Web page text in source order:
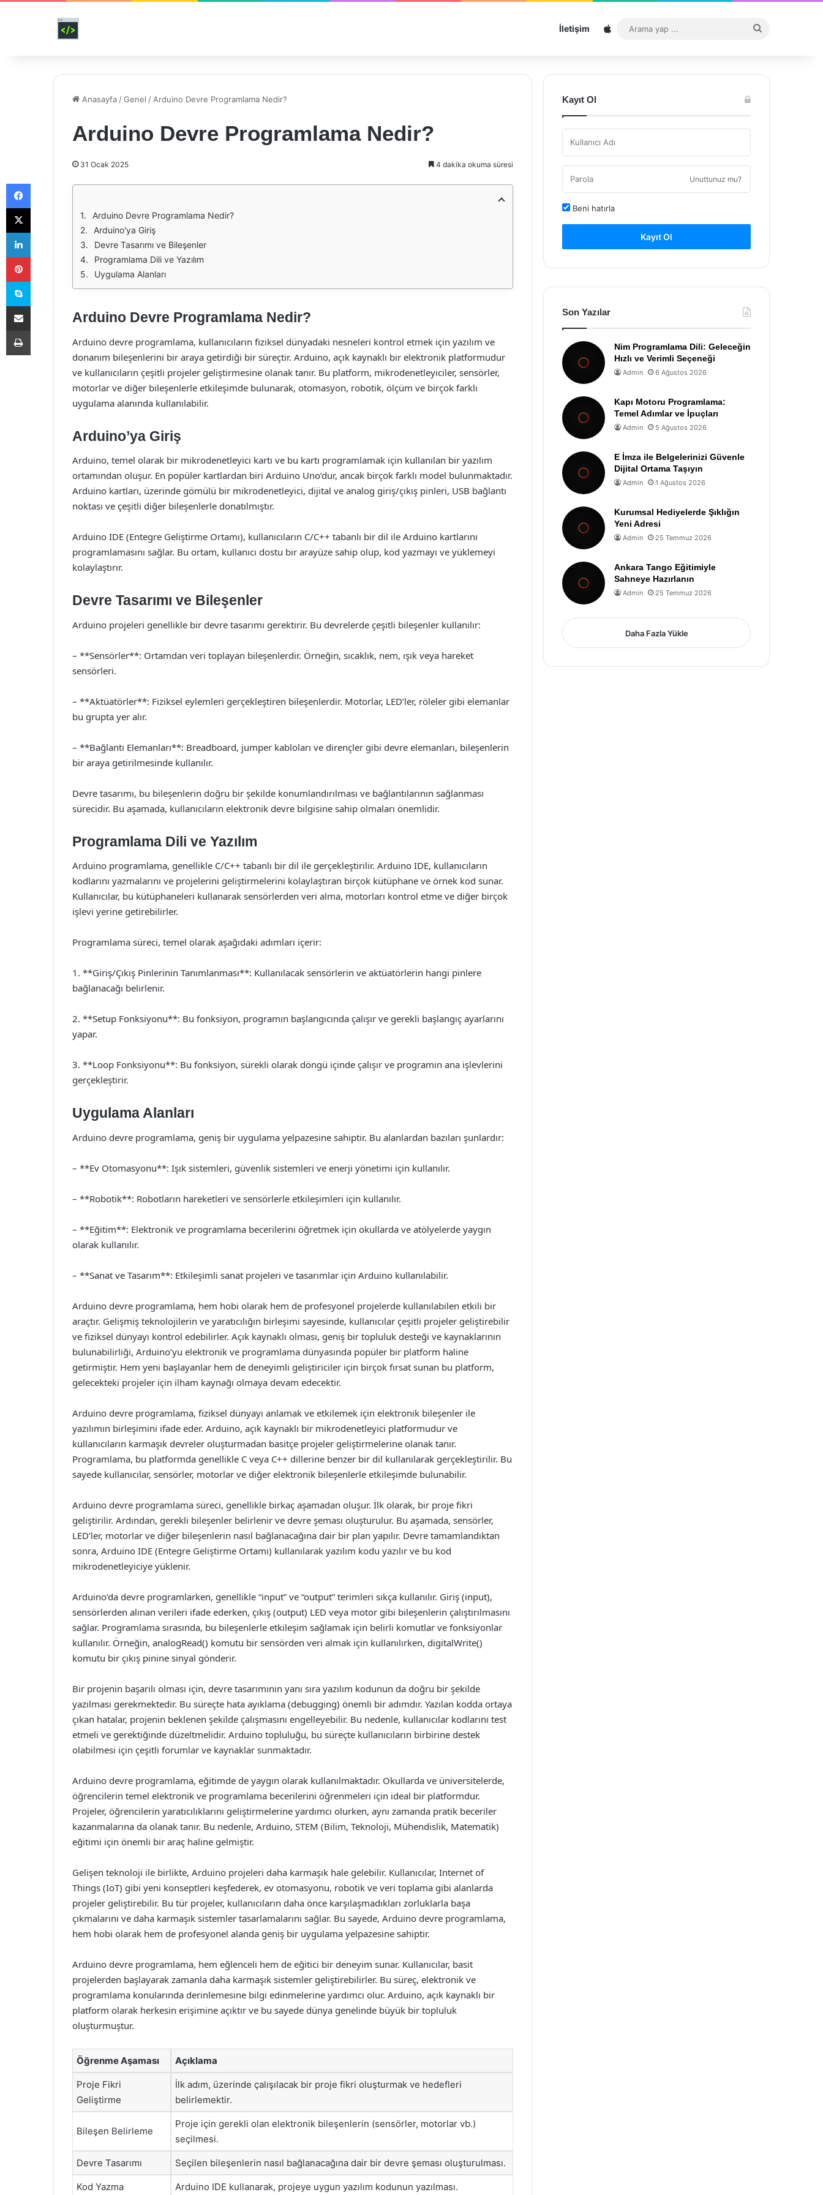
İletişim Sitemap
...
Anasayfa /Genel / Arduino Devre Programlama Nedir?
Arduino Devre Programlama Nedir?
31 Ocak 2025 4 dakika okuma süresi
Arduino Devre Programlama Nedir?
Arduino'ya Giriş
Devre Tasarımı ve Bileşenler
Programlama Dili ve Yazılım
Uygulama Alanları
Arduino Devre Programlama Nedir?
Arduino devre programlama, kullanıcıların fiziksel dünyadaki nesneleri kontrol etmek için yazılım ve
donanım bileşenlerini bir araya getirdiği bir süreçtir. Arduino, açık kaynaklı bir elektronik platformudur
ve kullanıcıların çeşitli projeler geliştirmesine olanak tanır. Bu platform, mikrodenetleyiciler, sensörler,
motorlar ve diğer bileşenlerle etkileşimde bulunarak, otomasyon, robotik, ölçüm ve birçok farklı
uygulama alanında kullanılabilir.
Arduino’ya Giriş
Arduino, temel olarak bir mikrodenetleyici kartı ve bu kartı programlamak için kullanılan bir yazılım
ortamından oluşur. En popüler kartlardan biri Arduino Uno’dur, ancak birçok farklı model bulunmaktadır.
Arduino kartları, üzerinde gömülü bir mikrodenetleyici, dijital ve analog giriş/çıkış pinleri, USB bağlantı
noktası ve çeşitli diğer bileşenlerle donatılmıştır.
Arduino IDE (Entegre Geliştirme Ortamı), kullanıcıların C/C++ tabanlı bir dil ile Arduino kartlarını
programlamasını sağlar. Bu ortam, kullanıcı dostu bir arayüze sahip olup, kod yazmayı ve yüklemeyi
kolaylaştırır.
Devre Tasarımı ve Bileşenler
Arduino projeleri genellikle bir devre tasarımı gerektirir. Bu devrelerde çeşitli bileşenler kullanılır:
– **Sensörler**: Ortamdan veri toplayan bileşenlerdir. Örneğin, sıcaklık, nem, ışık veya hareket
sensörleri.
– **Aktüatörler**: Fiziksel eylemleri gerçekleştiren bileşenlerdir. Motorlar, LED’ler, röleler gibi elemanlar
bu grupta yer alır.
– **Bağlantı Elemanları**: Breadboard, jumper kabloları ve dirençler gibi devre elemanları, bileşenlerin
bir araya getirilmesinde kullanılır.
Devre tasarımı, bu bileşenlerin doğru bir şekilde konumlandırılması ve bağlantılarının sağlanması
sürecidir. Bu aşamada, kullanıcıların elektronik devre bilgisine sahip olmaları önemlidir.
Programlama Dili ve Yazılım
Arduino programlama, genellikle C/C++ tabanlı bir dil ile gerçekleştirilir. Arduino IDE, kullanıcıların
kodlarını yazmalarını ve projelerini geliştirmelerini kolaylaştıran birçok kütüphane ve örnek kod sunar.
Kullanıcılar, bu kütüphaneleri kullanarak sensörlerden veri alma, motorları kontrol etme ve diğer birçok
işlevi yerine getirebilirler.
Programlama süreci, temel olarak aşağıdaki adımları içerir:
1. **Giriş/Çıkış Pinlerinin Tanımlanması**: Kullanılacak sensörlerin ve aktüatörlerin hangi pinlere
bağlanacağı belirlenir.
2. **Setup Fonksiyonu**: Bu fonksiyon, programın başlangıcında çalışır ve gerekli başlangıç ayarlarını
yapar.
3. **Loop Fonksiyonu**: Bu fonksiyon, sürekli olarak döngü içinde çalışır ve programın ana işlevlerini
gerçekleştirir.
Uygulama Alanları
Arduino devre programlama, geniş bir uygulama yelpazesine sahiptir. Bu alanlardan bazıları şunlardır:
– **Ev Otomasyonu**: Işık sistemleri, güvenlik sistemleri ve enerji yönetimi için kullanılır.
– **Robotik**: Robotların hareketleri ve sensörlerle etkileşimleri için kullanılır.
– **Eğitim**: Elektronik ve programlama becerilerini öğretmek için okullarda ve atölyelerde yaygın
olarak kullanılır.
– **Sanat ve Tasarım**: Etkileşimli sanat projeleri ve tasarımlar için Arduino kullanılabilir.
Arduino devre programlama, hem hobi olarak hem de profesyonel projelerde kullanılabilen etkili bir
araçtır. Gelişmiş teknolojilerin ve yaratıcılığın birleşimi sayesinde, kullanıcılar çeşitli projeler geliştirebilir
ve fiziksel dünyayı kontrol edebilirler. Açık kaynaklı olması, geniş bir topluluk desteği ve kaynaklarının
bulunabilirliği, Arduino’yu elektronik ve programlama dünyasında popüler bir platform haline
getirmiştir. Hem yeni başlayanlar hem de deneyimli geliştiriciler için birçok fırsat sunan bu platform,
gelecekteki projeler için ilham kaynağı olmaya devam edecektir.
Arduino devre programlama, fiziksel dünyayı anlamak ve etkilemek için elektronik bileşenler ile
yazılımın birleşimini ifade eder. Arduino, açık kaynaklı bir mikrodenetleyici platformudur ve
kullanıcıların karmaşık devreler oluşturmadan basitçe projeler geliştirmelerine olanak tanır.
Programlama, bu platformda genellikle C veya C++ dillerine benzer bir dil kullanılarak gerçekleştirilir. Bu
sayede kullanıcılar, sensörler, motorlar ve diğer elektronik bileşenlerle etkileşimde bulunabilir.
Arduino devre programlama süreci, genellikle birkaç aşamadan oluşur. İlk olarak, bir proje fikri
geliştirilir. Ardından, gerekli bileşenler belirlenir ve devre şeması oluşturulur. Bu aşamada, sensörler,
LED’ler, motorlar ve diğer bileşenlerin nasıl bağlanacağına dair bir plan yapılır. Devre tamamlandıktan
sonra, Arduino IDE (Entegre Geliştirme Ortamı) kullanılarak yazılım kodu yazılır ve bu kod
mikrodenetleyiciye yüklenir.
Arduino’da devre programlarken, genellikle “input” ve “output” terimleri sıkça kullanılır. Giriş (input),
sensörlerden alınan verileri ifade ederken, çıkış (output) LED veya motor gibi bileşenlerin çalıştırılmasını
sağlar. Programlama sırasında, bu bileşenlerle etkileşim sağlamak için belirli komutlar ve fonksiyonlar
kullanılır. Örneğin, analogRead() komutu bir sensörden veri almak için kullanılırken, digitalWrite()
komutu bir çıkış pinine sinyal gönderir.
Bir projenin başarılı olması için, devre tasarımının yanı sıra yazılım kodunun da doğru bir şekilde
yazılması gerekmektedir. Bu süreçte hata ayıklama (debugging) önemli bir adımdır. Yazılan kodda ortaya
çıkan hatalar, projenin beklenen şekilde çalışmasını engelleyebilir. Bu nedenle, kullanıcılar kodlarını test
etmeli ve gerektiğinde düzeltmelidir. Arduino topluluğu, bu süreçte kullanıcıların birbirine destek
olabilmesi için çeşitli forumlar ve kaynaklar sunmaktadır.
Arduino devre programlama, eğitimde de yaygın olarak kullanılmaktadır. Okullarda ve üniversitelerde,
öğrencilerin temel elektronik ve programlama becerilerini öğrenmeleri için ideal bir platformdur.
Projeler, öğrencilerin yaratıcılıklarını geliştirmelerine yardımcı olurken, aynı zamanda pratik beceriler
kazanmalarına da olanak tanır. Bu nedenle, Arduino, STEM (Bilim, Teknoloji, Mühendislik, Matematik)
eğitimi için önemli bir araç haline gelmiştir.
Gelişen teknoloji ile birlikte, Arduino projeleri daha karmaşık hale gelebilir. Kullanıcılar, Internet of
Things (IoT) gibi yeni konseptleri keşfederek, ev otomasyonu, robotik ve veri toplama gibi alanlarda
projeler geliştirebilir. Bu tür projeler, kullanıcıların daha önce karşılaşmadıkları zorluklarla başa
çıkmalarını ve daha karmaşık sistemler tasarlamalarını sağlar. Bu sayede, Arduino devre programlama,
hem hobi olarak hem de profesyonel alanda geniş bir uygulama yelpazesine sahiptir.
Arduino devre programlama, hem eğlenceli hem de eğitici bir deneyim sunar. Kullanıcılar, basit
projelerden başlayarak zamanla daha karmaşık sistemler geliştirebilirler. Bu süreç, elektronik ve
programlama konularında derinlemesine bilgi edinmelerine yardımcı olur. Arduino, açık kaynaklı bir
platform olarak herkesin erişimine açıktır ve bu sayede dünya genelinde büyük bir topluluk
oluşturmuştur.
Öğrenme Aşaması Açıklama
Proje Fikri
Geliştirme
İlk adım, üzerinde çalışılacak bir proje fikri oluşturmak ve hedefleri
belirlemektir.
Bileşen Belirleme
Proje için gerekli olan elektronik bileşenlerin (sensörler, motorlar vb.)
seçilmesi.
Devre Tasarımı Seçilen bileşenlerin nasıl bağlanacağına dair bir devre şeması oluşturulması.
Kod Yazma Arduino IDE kullanarak, projeye uygun yazılım kodunun yazılması.
Kayıt Ol
Unuttunuz mu?
Beni hatırla
Kayıt Ol
Son Yazılar
Nim Programlama Dili: Geleceğin
Hızlı ve Verimli Seçeneği
Admin 6 Ağustos 2026
Kapı Motoru Programlama:
Temel Adımlar ve İpuçları
Admin 5 Ağustos 2026
E İmza ile Belgelerinizi Güvenle
Dijital Ortama Taşıyın
Admin 1 Ağustos 2026
Kurumsal Hediyelerde Şıklığın
Yeni Adresi
Admin 25 Temmuz 2026
Ankara Tango Eğitimiyle
Sahneye Hazırlanın
Admin 25 Temmuz 2026
Daha Fazla Yükle
Facebook
X
LinkedIn
Pinterest
Skype
E-Posta ile paylaş